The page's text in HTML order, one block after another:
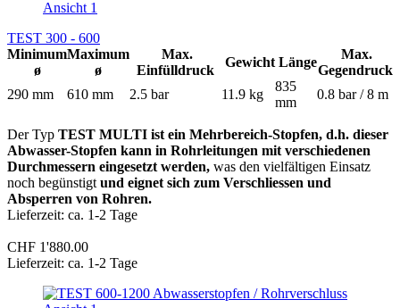
TEST 300 - 600
Minimum
ø
Maximum
ø
Max.
Einfülldruck
Gewicht Länge
Max.
Gegendruck
290 mm
610 mm 2.5 bar 11.9 kg
835
mm
0.8 bar / 8 m
Der Typ TEST MULTI ist ein Mehrbereich-Stopfen, d.h. dieser
Abwasser-Stopfen kann in Rohrleitungen mit verschiedenen
Durchmessern eingesetzt werden, was den vielfältigen Einsatz
noch begünstigt und eignet sich zum Verschliessen und
Absperren von Rohren.
Lieferzeit: ca. 1-2 Tage
CHF 1'880.00
Lieferzeit: ca. 1-2 Tage